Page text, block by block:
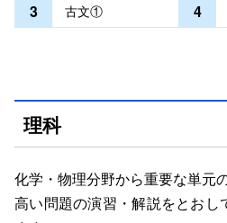
3 古文① 4
理科
化学・物理分野から重要な単元
高い問題の演習・解説をとお